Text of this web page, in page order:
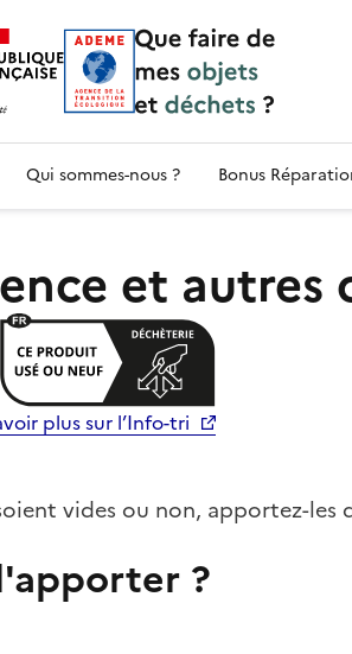
— Que Faire de mes objets &
Qui sommes-nous ? Bonus
et
plus sur l’Info-tri
vides ou non, apportez-les
?